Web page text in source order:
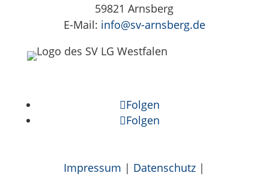
59821 Arnsberg
E-Mail: info@sv-arnsberg.de
Folgen
Folgen
Impressum | Datenschutz |